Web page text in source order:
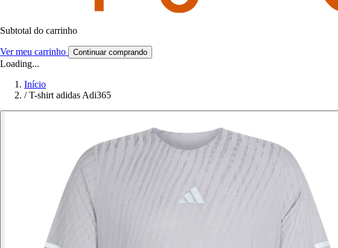
Subtotal do carrinho
Ver meu carrinho Continuar comprando
Loading...
Início
/ T-shirt adidas Adi365